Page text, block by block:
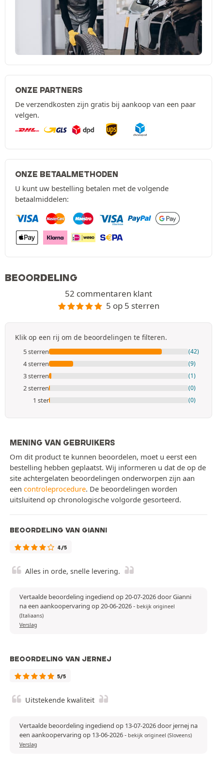
ONZE PARTNERS
De verzendkosten zijn gratis bij aankoop van een paar
velgen.
ONZE BETAALMETHODEN
U kunt uw bestelling betalen met de volgende
betaalmiddelen:
BEOORDELING
52 commentaren klant
5 op 5 sterren
Klik op een rij om de beoordelingen te filteren.
5 sterren (42)
4 sterren (9)
3 sterren (1)
2 sterren (0)
1 ster (0)
MENING VAN GEBRUIKERS
Om dit product te kunnen beoordelen, moet u eerst een
bestelling hebben geplaatst. Wij informeren u dat de op de
site achtergelaten beoordelingen onderworpen zijn aan
een controleprocedure. De beoordelingen worden
uitsluitend op chronologische volgorde gesorteerd.
BEOORDELING VAN GIANNI
4/5
Alles in orde, snelle levering.
Vertaalde beoordeling ingediend op 20-07-2026 door Gianni
na een aankoopervaring op 20-06-2026- bekijk origineel
(Italiaans)
Verslag
BEOORDELING VAN JERNEJ
5/5
Uitstekende kwaliteit
Vertaalde beoordeling ingediend op 13-07-2026 door jernej na
een aankoopervaring op 13-06-2026- bekijk origineel (Sloveens)
Verslag